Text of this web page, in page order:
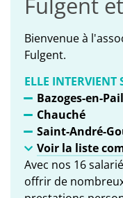
Bienvenue à
Fulgent.
ELLE INTERVIENT
Bazoges-en-
Chauché
Saint-André-
Voir la liste
Avec nos 16
offrir de